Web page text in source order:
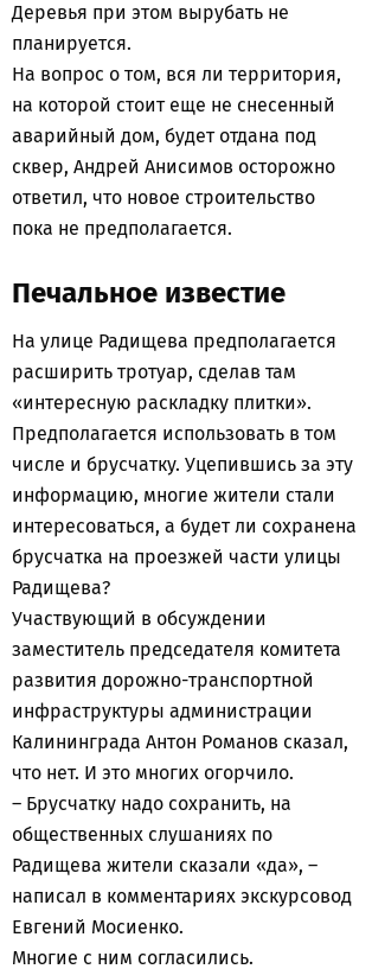
Деревья при этом вырубать не
планируется.
На вопрос о том, вся ли территория,
на которой стоит еще не снесенный
аварийный дом, будет отдана под
сквер, Андрей Анисимов осторожно
ответил, что новое строительство
пока не предполагается.
Печальное известие
На улице Радищева предполагается
расширить тротуар, сделав там
«интересную раскладку плитки».
Предполагается использовать в том
числе и брусчатку. Уцепившись за эту
информацию, многие жители стали
интересоваться, а будет ли сохранена
брусчатка на проезжей части улицы
Радищева?
Участвующий в обсуждении
заместитель председателя комитета
развития дорожно-транспортной
инфраструктуры администрации
Калининграда Антон Романов сказал,
что нет. И это многих огорчило.
– Брусчатку надо сохранить, на
общественных слушаниях по
Радищева жители сказали «да», –
написал в комментариях экскурсовод
Евгений Мосиенко.
Многие с ним согласились.